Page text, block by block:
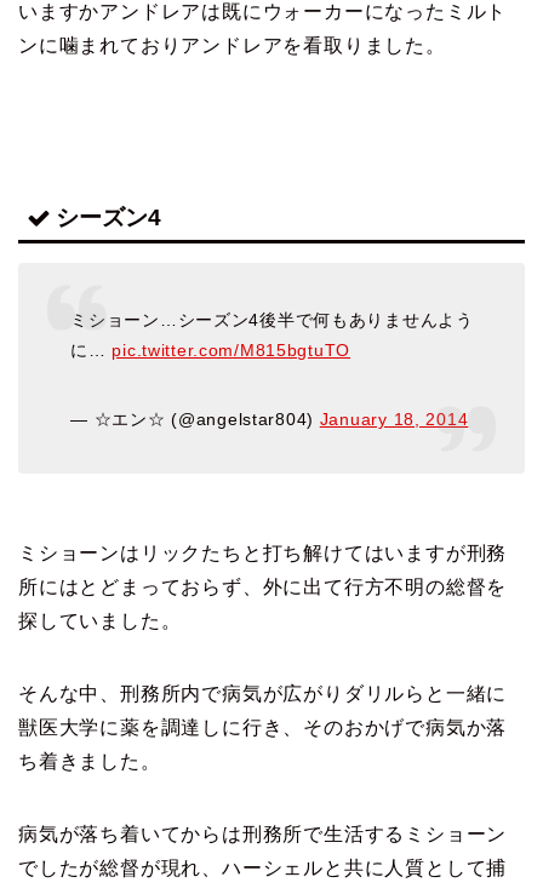
いますかアンドレアは既にウォーカーになったミルト
ンに噛まれておりアンドレアを看取りました。
シーズン4
ミショーン…シーズン4後半で何もありませんよう
に… pic.twitter.com/M815bgtuTO
— ☆エン☆ (@angelstar804) January 18, 2014
ミショーンはリックたちと打ち解けてはいますが刑務
所にはとどまっておらず、外に出て行方不明の総督を
探していました。
そんな中、刑務所内で病気が広がりダリルらと一緒に
獣医大学に薬を調達しに行き、そのおかげで病気か落
ち着きました。
病気が落ち着いてからは刑務所で生活するミショーン
でしたが総督が現れ、ハーシェルと共に人質として捕